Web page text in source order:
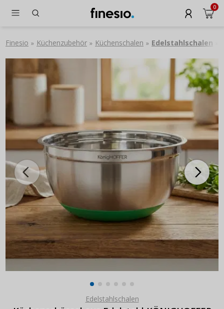
0
Finesio » Küchenzubehör » Küchenschalen » Edelstahlschalen
Edelstahlschalen